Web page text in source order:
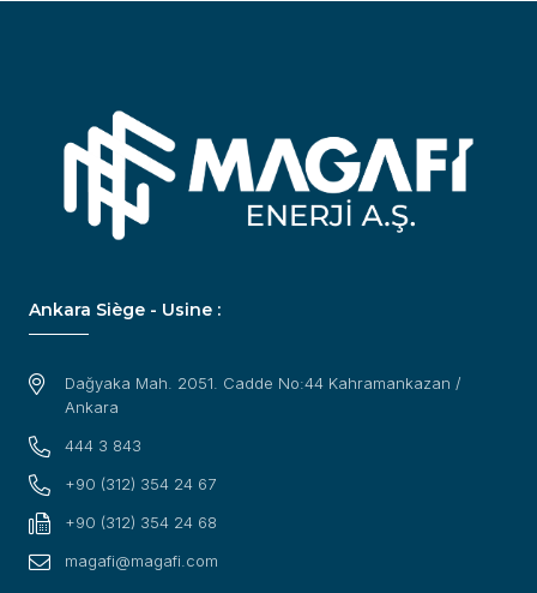
Ankara Siège - Usine :
Dağyaka Mah. 2051. Cadde No:44 Kahramankazan /
Ankara
444 3 843
+90 (312) 354 24 67
+90 (312) 354 24 68
magafi@magafi.com